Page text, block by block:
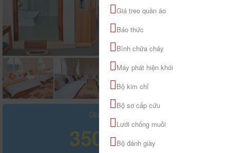
Giá tham khảo
350.000 đ
Giá treo quần áo
Báo thức
Bình chữa cháy
Máy phát hiện khói
Bộ kim chỉ
Bộ sơ cấp cứu
Lưới chống muỗi
Bộ đánh giày